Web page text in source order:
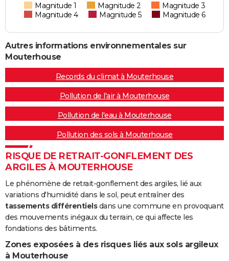
Magnitude 1 Magnitude 2
Magnitude 3
Magnitude 4
Magnitude 5 Magnitude 6
Autres informations environnementales sur
Mouterhouse
Records du climat à Mouterhouse
Pollution de l'air à Mouterhouse
Pollution de l'eau à Mouterhouse
Pollution des sols à Mouterhouse
RISQUE DE RETRAIT-GONFLEMENT DES
ARGILES À MOUTERHOUSE
Le phénomène de retrait-gonflement des argiles, lié aux
variations d'humidité dans le sol, peut entraîner des
tassements différentielsdans une commune en provoquant
des mouvements inégaux du terrain, ce qui affecte les
fondations des bâtiments.
Zones exposées à des risques liés aux sols argileux
à Mouterhouse